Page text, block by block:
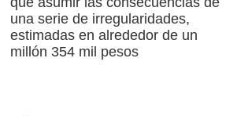
una serie de irregularidades,
estimadas en alrededor de un
millón 354 mil pesos